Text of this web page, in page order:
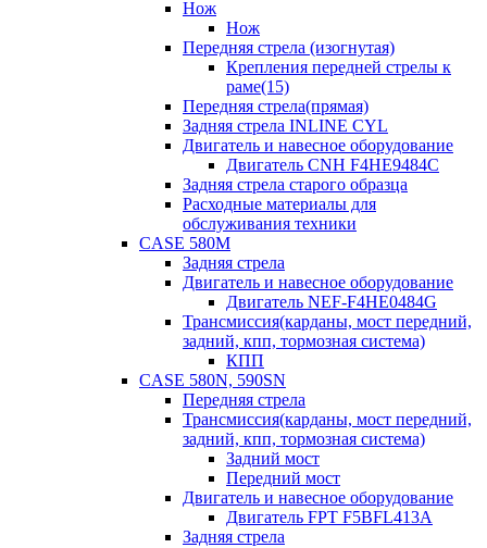
Нож
Нож
Передняя стрела (изогнутая)
Крепления передней стрелы к
раме(15)
Передняя стрела(прямая)
Задняя стрела INLINE CYL
Двигатель и навесное оборудование
Двигатель CNH F4HE9484C
Задняя стрела старого образца
Расходные материалы для
обслуживания техники
CASE 580M
Задняя стрела
Двигатель и навесное оборудование
Двигатель NEF-F4HE0484G
Трансмиссия(карданы, мост передний,
задний, кпп, тормозная система)
КПП
CASE 580N, 590SN
Передняя стрела
Трансмиссия(карданы, мост передний,
задний, кпп, тормозная система)
Задний мост
Передний мост
Двигатель и навесное оборудование
Двигатель FPT F5BFL413A
Задняя стрела